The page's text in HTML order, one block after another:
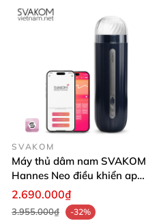
SVAKOM
Máy thủ dâm nam SVAKOM
Hannes Neo điều khiển app
tương tác xa
2.690.000₫
3.955.000₫
-32%